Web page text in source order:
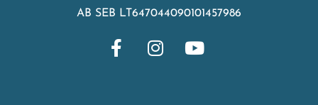
AB SEB LT647044090101457986